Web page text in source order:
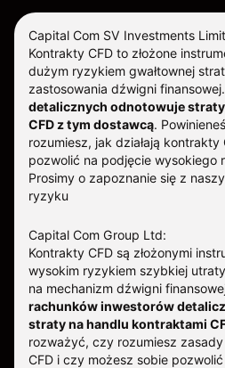
Capital Com SV Investments
Kontrakty CFD to złożone
dużym ryzykiem gwałtownej
zastosowania dźwigni finansowej.
detalicznych odnotowuje
CFD z tym dostawcą.
rozumiesz, jak działają
pozwolić na podjęcie wysokiego
Prosimy o zapoznanie się z
ryzyku
Capital Com Group Ltd:
Kontrakty CFD są złożonymi
wysokim ryzykiem szybkiej
na mechanizm dźwigni
rachunków inwestorów
straty na handlu kontraktami
rozważyć, czy rozumiesz
CFD i czy możesz sobie